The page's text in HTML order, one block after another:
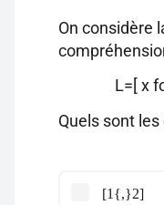
On considère
L=[ x
Quels sont
[1{,}2]